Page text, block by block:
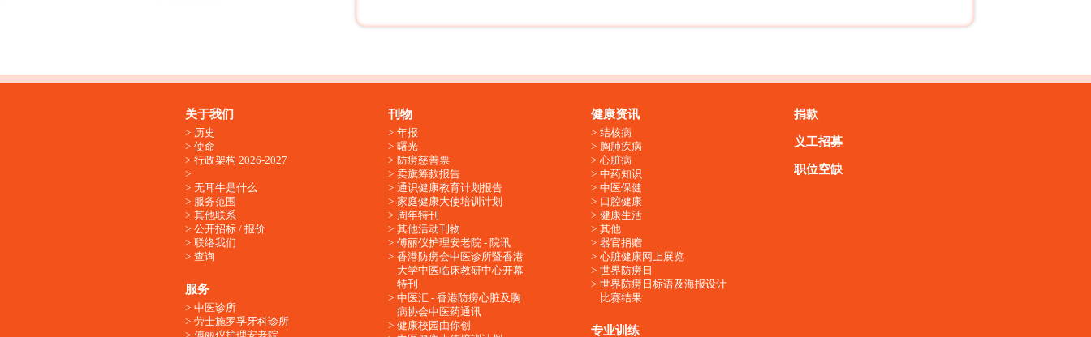
关于我们
历史
使命
行政架构 2026-2027
无耳牛是什么
服务范围
其他联系
公开招标 / 报价
联络我们
查询
服务
中医诊所
劳士施罗孚牙科诊所
刊物
年报
曙光
防痨慈善票
卖旗筹款报告
通识健康教育计划报告
家庭健康大使培训计划
周年特刊
其他活动刊物
傅丽仪护理安老院 - 院讯
香港防痨会中医诊所暨香港
大学中医临床教研中心开幕
特刊
中医汇 - 香港防痨心脏及胸
病协会中医药通讯
健康校园由你创
健康资讯
结核病
胸肺疾病
心脏病
中药知识
中医保健
口腔健康
健康生活
其他
器官捐赠
心脏健康网上展览
世界防痨日
世界防痨日标语及海报设计
比赛结果
专业训练
捐款
义工招募
职位空缺